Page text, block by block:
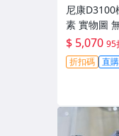
尼康
素 實物圖
痕跡 機身原
新 臨-343
$ 5,070 95
折扣碼 直購